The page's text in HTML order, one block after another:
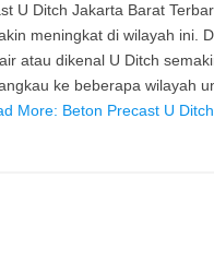
U Ditch Jakarta Barat
meningkat di wilayah ini.
atau dikenal U Ditch
ke beberapa wilayah
More: Beton Precast U